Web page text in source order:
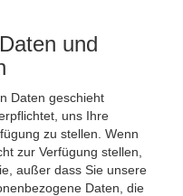
und
Daten geschieht
uns Ihre
zu stellen. Wenn
zur Verfügung stellen,
außer dass Sie unsere
Daten, die